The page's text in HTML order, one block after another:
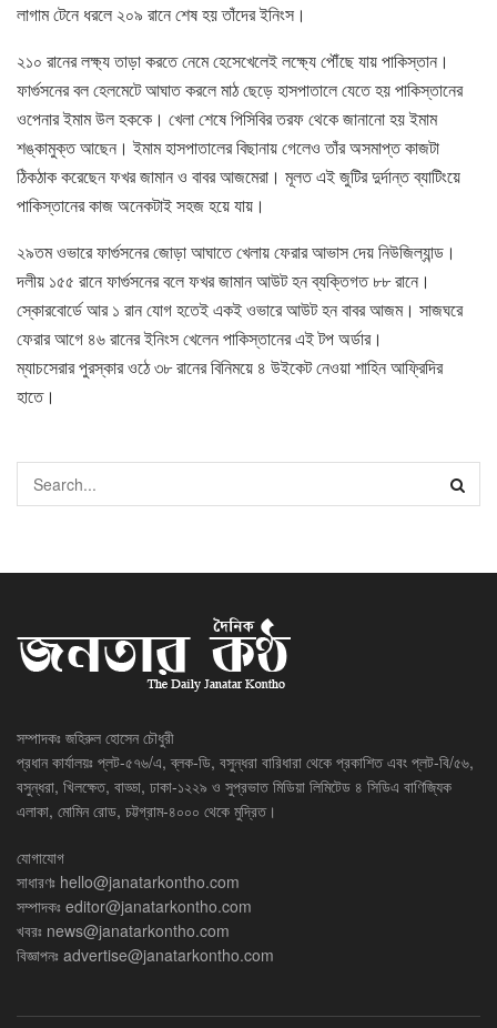
লাগাম টেনে ধরলে ২০৯ রানে শেষ হয় তাঁদের ইনিংস।
২১০ রানের লক্ষ্য তাড়া করতে নেমে হেসেখেলেই লক্ষ্যে পৌঁছে যায় পাকিস্তান।
ফার্গুসনের বল হেলমেটে আঘাত করলে মাঠ ছেড়ে হাসপাতালে যেতে হয় পাকিস্তানের
ওপেনার ইমাম উল হককে। খেলা শেষে পিসিবির তরফ থেকে জানানো হয় ইমাম
শঙ্কামুক্ত আছেন। ইমাম হাসপাতালের বিছানায় গেলেও তাঁর অসমাপ্ত কাজটা
ঠিকঠাক করেছেন ফখর জামান ও বাবর আজমেরা। মূলত এই জুটির দুর্দান্ত ব্যাটিংয়ে
পাকিস্তানের কাজ অনেকটাই সহজ হয়ে যায়।
২৯তম ওভারে ফার্গুসনের জোড়া আঘাতে খেলায় ফেরার আভাস দেয় নিউজিল্যান্ড।
দলীয় ১৫৫ রানে ফার্গুসনের বলে ফখর জামান আউট হন ব্যক্তিগত ৮৮ রানে।
স্কোরবোর্ডে আর ১ রান যোগ হতেই একই ওভারে আউট হন বাবর আজম। সাজঘরে
ফেরার আগে ৪৬ রানের ইনিংস খেলেন পাকিস্তানের এই টপ অর্ডার।
ম্যাচসেরার পুরস্কার ওঠে ৩৮ রানের বিনিময়ে ৪ উইকেট নেওয়া শাহিন আফ্রিদির
হাতে।
সম্পাদকঃ জহিরুল হোসেন চৌধুরী
প্রধান কার্যালয়ঃ প্লট-৫৭৬/এ, ব্লক-ডি, বসুন্ধরা বারিধারা থেকে প্রকাশিত এবং প্লট-বি/৫৬,
বসুন্ধরা, খিলক্ষেত, বাড্ডা, ঢাকা-১২২৯ ও সুপ্রভাত মিডিয়া লিমিটেড ৪ সিডিএ বাণিজ্যিক
এলাকা, মোমিন রোড, চট্টগ্রাম-৪০০০ থেকে মুদ্রিত।
যোগাযোগ
সাধারণঃ hello@janatarkontho.com
সম্পাদকঃ editor@janatarkontho.com
খবরঃ news@janatarkontho.com
বিজ্ঞাপনঃ advertise@janatarkontho.com